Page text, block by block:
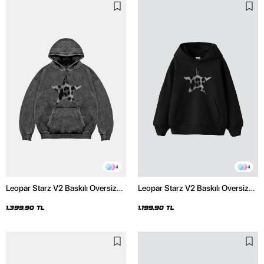
4
Leopar Starz V2 Baskılı Oversize
Hoodie
1.399,90 TL
4
Leopar Starz V2 Baskılı Oversize
1.199,90 TL